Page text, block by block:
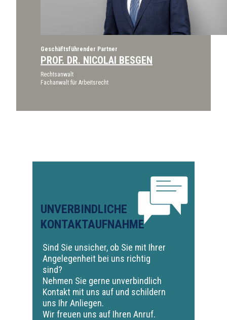
Geschäftsführender Partner
PROF. DR. NICOLAI BESGEN
Rechtsanwalt
Fachanwalt für Arbeitsrecht
UNVERBINDLICHE
KONTAKTAUFNAHME
Sind Sie unsicher, ob Sie mit Ihrer
Angelegenheit bei uns richtig
sind?
Nehmen Sie gerne unverbindlich
Kontakt mit uns auf und schildern
uns Ihr Anliegen.
Wir freuen uns auf Ihren Anruf.